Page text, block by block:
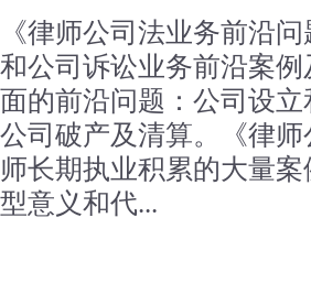
《律师公司法业务前沿
和公司诉讼业务前沿案
面的前沿问题：公司设
公司破产及清算。《律
师长期执业积累的大量
型意义和代...